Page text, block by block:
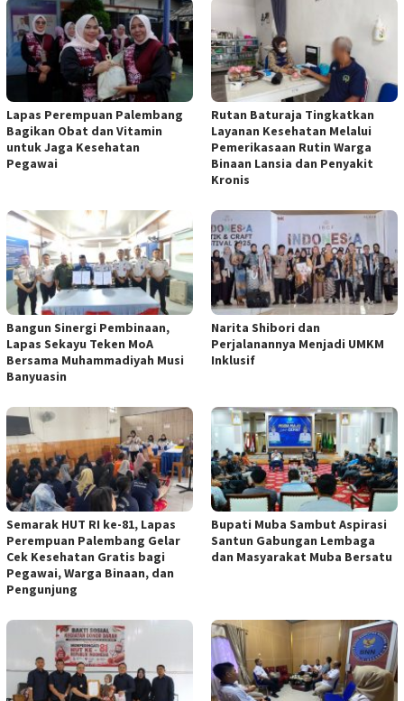
Lapas Perempuan Palembang
Bagikan Obat dan Vitamin
untuk Jaga Kesehatan
Pegawai
Rutan Baturaja Tingkatkan
Layanan Kesehatan Melalui
Pemerikasaan Rutin Warga
Binaan Lansia dan Penyakit
Kronis
Bangun Sinergi Pembinaan,
Lapas Sekayu Teken MoA
Bersama Muhammadiyah Musi
Banyuasin
Narita Shibori dan
Perjalanannya Menjadi UMKM
Inklusif
Semarak HUT RI ke-81, Lapas
Perempuan Palembang Gelar
Cek Kesehatan Gratis bagi
Pegawai, Warga Binaan, dan
Pengunjung
Bupati Muba Sambut Aspirasi
Santun Gabungan Lembaga
dan Masyarakat Muba Bersatu